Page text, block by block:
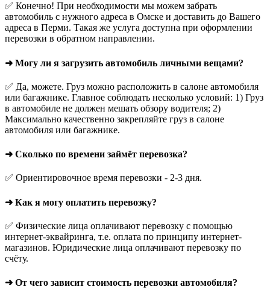
✅ Конечно! При необходимости мы можем забрать
автомобиль с нужного адреса в Омске и доставить до Вашего
адреса в Перми. Такая же услуга доступна при оформлении
перевозки в обратном направлении.
➜ Могу ли я загрузить автомобиль личными вещами?
✅ Да, можете. Груз можно расположить в салоне автомобиля
или багажнике. Главное соблюдать несколько условий: 1) Груз
в автомобиле не должен мешать обзору водителя; 2)
Максимально качественно закрепляйте груз в салоне
автомобиля или багажнике.
➜ Сколько по времени займёт перевозка?
✅ Ориентировочное время перевозки - 2-3 дня.
➜ Как я могу оплатить перевозку?
✅ Физические лица оплачивают перевозку с помощью
интернет-эквайринга, т.е. оплата по принципу интернет-
магазинов. Юридические лица оплачивают перевозку по
счёту.
➜ От чего зависит стоимость перевозки автомобиля?